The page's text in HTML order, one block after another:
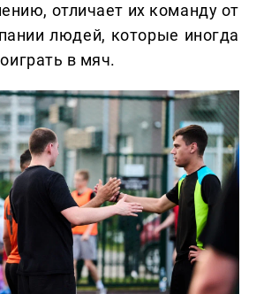
отличает их команду от
людей, которые иногда
в мяч.